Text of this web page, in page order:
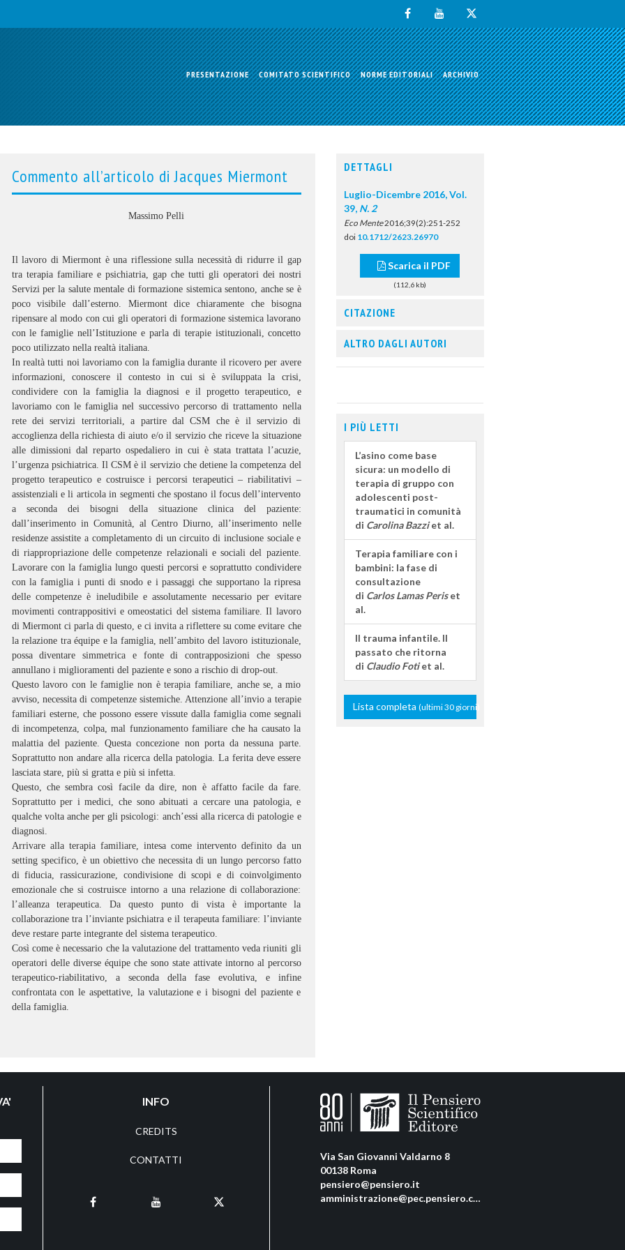
PRESENTAZIONE COMITATO SCIENTIFICO NORME EDITORIALI ARCHIVIO
Commento all’articolo di Jacques Miermont
Massimo Pelli
Il lavoro di Miermont è una riflessione sulla necessità di ridurre il gap
tra terapia familiare e psichiatria, gap che tutti gli operatori dei nostri
Servizi per la salute mentale di formazione sistemica sentono, anche se è
poco visibile dall’esterno. Miermont dice chiaramente che bisogna
ripensare al modo con cui gli operatori di formazione sistemica lavorano
con le famiglie nell’Istituzione e parla di terapie istituzionali, concetto
poco utilizzato nella realtà italiana.
In realtà tutti noi lavoriamo con la famiglia durante il ricovero per avere
informazioni, conoscere il contesto in cui si è sviluppata la crisi,
condividere con la famiglia la diagnosi e il progetto terapeutico, e
lavoriamo con le famiglia nel successivo percorso di trattamento nella
rete dei servizi territoriali, a partire dal CSM che è il servizio di
accoglienza della richiesta di aiuto e/o il servizio che riceve la situazione
alle dimissioni dal reparto ospedaliero in cui è stata trattata l’acuzie,
l’urgenza psichiatrica. Il CSM è il servizio che detiene la competenza del
progetto terapeutico e costruisce i percorsi terapeutici – riabilitativi –
assistenziali e li articola in segmenti che spostano il focus dell’intervento
a seconda dei bisogni della situazione clinica del paziente:
dall’inserimento in Comunità, al Centro Diurno, all’inserimento nelle
residenze assistite a completamento di un circuito di inclusione sociale e
di riappropriazione delle competenze relazionali e sociali del paziente.
Lavorare con la famiglia lungo questi percorsi e soprattutto condividere
con la famiglia i punti di snodo e i passaggi che supportano la ripresa
delle competenze è ineludibile e assolutamente necessario per evitare
movimenti contrappositivi e omeostatici del sistema familiare. Il lavoro
di Miermont ci parla di questo, e ci invita a riflettere su come evitare che
la relazione tra équipe e la famiglia, nell’ambito del lavoro istituzionale,
possa diventare simmetrica e fonte di contrapposizioni che spesso
annullano i miglioramenti del paziente e sono a rischio di drop-out.
Questo lavoro con le famiglie non è terapia familiare, anche se, a mio
avviso, necessita di competenze sistemiche. Attenzione all’invio a terapie
familiari esterne, che possono essere vissute dalla famiglia come segnali
di incompetenza, colpa, mal funzionamento familiare che ha causato la
malattia del paziente. Questa concezione non porta da nessuna parte.
Soprattutto non andare alla ricerca della patologia. La ferita deve essere
lasciata stare, più si gratta e più si infetta.
Questo, che sembra così facile da dire, non è affatto facile da fare.
Soprattutto per i medici, che sono abituati a cercare una patologia, e
qualche volta anche per gli psicologi: anch’essi alla ricerca di patologie e
diagnosi.
Arrivare alla terapia familiare, intesa come intervento definito da un
setting specifico, è un obiettivo che necessita di un lungo percorso fatto
di fiducia, rassicurazione, condivisione di scopi e di coinvolgimento
emozionale che si costruisce intorno a una relazione di collaborazione:
l’alleanza terapeutica. Da questo punto di vista è importante la
collaborazione tra l’inviante psichiatra e il terapeuta familiare: l’inviante
deve restare parte integrante del sistema terapeutico.
Così come è necessario che la valutazione del trattamento veda riuniti gli
operatori delle diverse équipe che sono state attivate intorno al percorso
terapeutico-riabilitativo, a seconda della fase evolutiva, e infine
confrontata con le aspettative, la valutazione e i bisogni del paziente e
della famiglia.
DETTAGLI
Luglio-Dicembre 2016, Vol.
39, N. 2
Eco Mente2016;39(2):251-252
doi 10.1712/2623.26970
Scarica il PDF
(112,6 kb)
CITAZIONE
ALTRO DAGLI AUTORI
I PIÙ LETTI
L’asino come base
sicura: un modello di
terapia di gruppo con
adolescenti post-
traumatici in comunità
di Carolina Bazziet al.
Terapia familiare con i
bambini: la fase di
consultazione
di Carlos Lamas Periset
al.
Il trauma infantile. Il
passato che ritorna
di Claudio Fotiet al.
Lista completa (ultimi 30 giorni)
INFO
CREDITS
CONTATTI
Via San Giovanni Valdarno 8
00138 Roma
pensiero@pensiero.it
amministrazione@pec.pensiero.com